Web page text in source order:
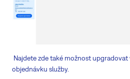
Najdete zde také možnost
objednávku služby.